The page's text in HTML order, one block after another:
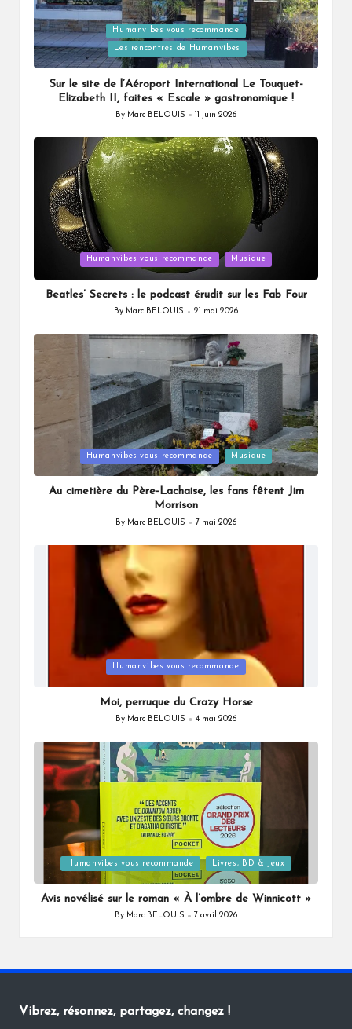
Posted
in
Humanvibes vous recommande
Les rencontres de Humanvibes
Sur le site de l’Aéroport International Le Touquet-
Elizabeth II, faites « Escale » gastronomique !
Posted
By Marc BELOUIS 11 juin 2026
Humanvibes vous recommande Musique
Beatles’ Secrets : le podcast érudit sur les Fab Four
Posted
By Marc BELOUIS 21 mai 2026
Humanvibes vous recommande Musique
Au cimetière du Père-Lachaise, les fans fêtent Jim
Morrison
Posted
By Marc BELOUIS 7 mai 2026
Humanvibes vous recommande
Moi, perruque du Crazy Horse
Posted
By Marc BELOUIS 4 mai 2026
Posted
in
Humanvibes vous recommande Livres, BD & Jeux
Avis novélisé sur le roman « À l’ombre de Winnicott »
Posted
By Marc BELOUIS 7 avril 2026
Vibrez, résonnez, partagez, changez !